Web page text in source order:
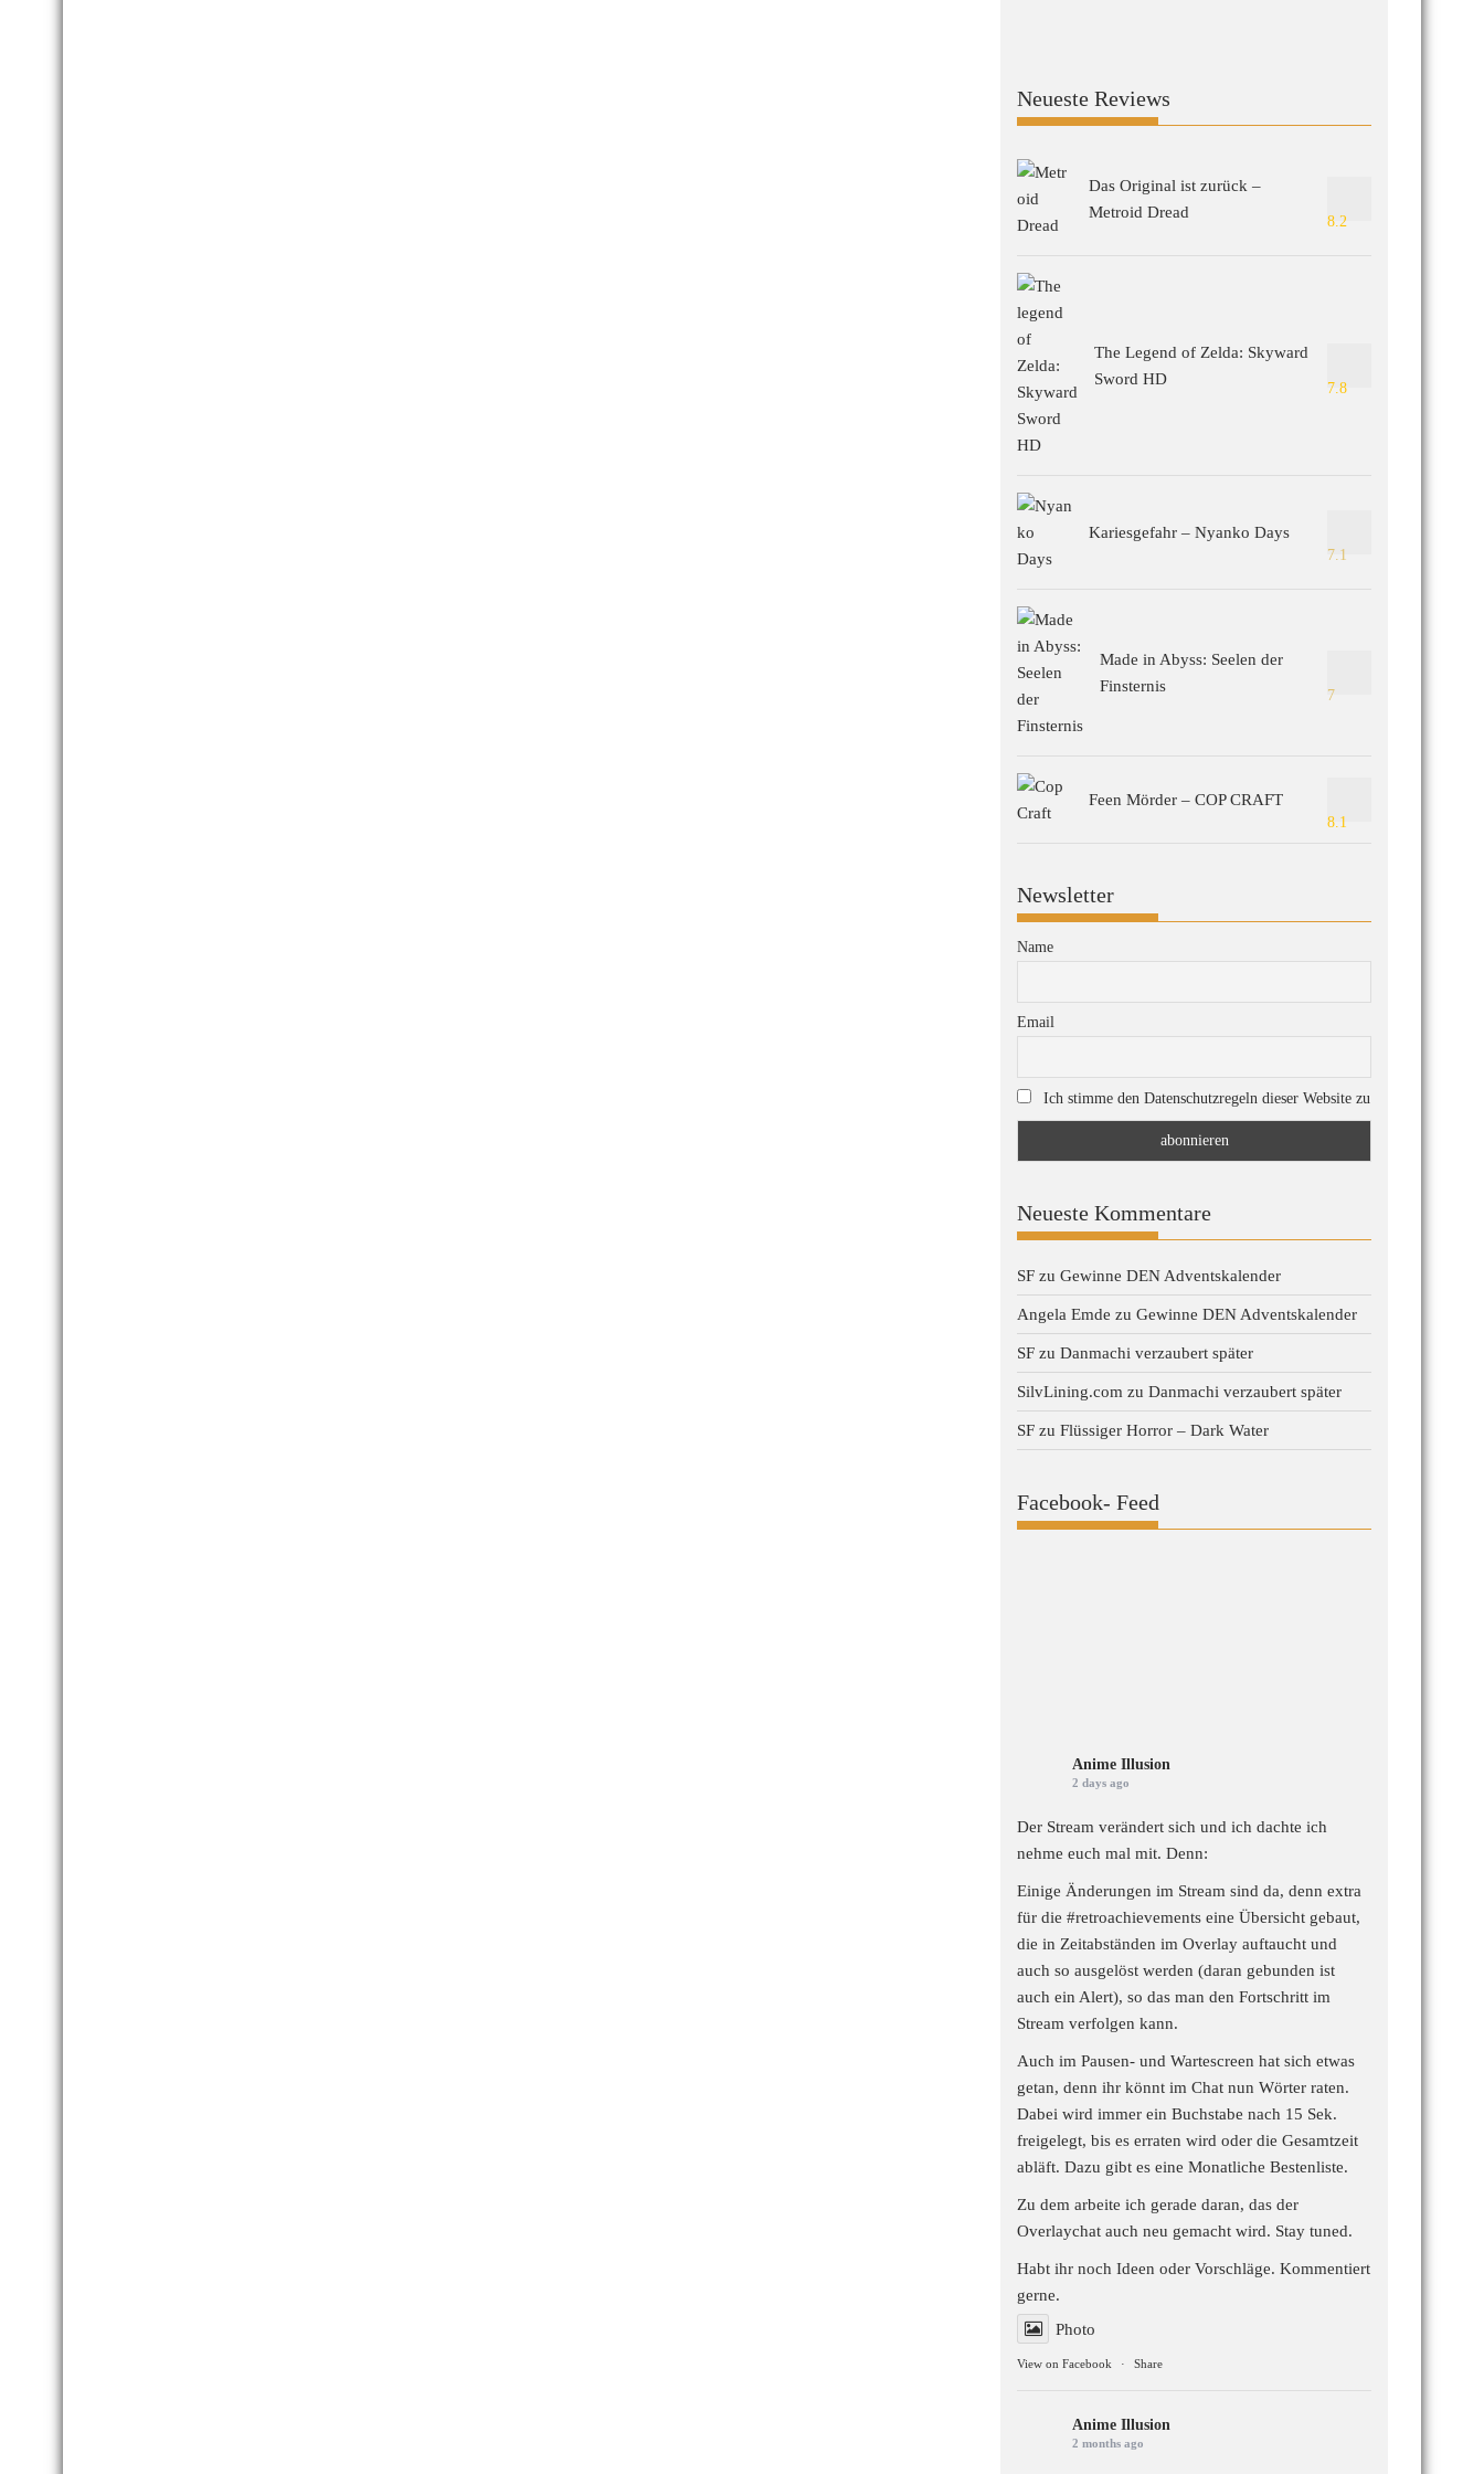
Neueste Reviews
Das Original ist zurück –
Metroid Dread
8.2
The Legend of Zelda: Skyward
Sword HD
7.8
Kariesgefahr – Nyanko Days
7.1
Made in Abyss: Seelen der
Finsternis
7
Feen Mörder – COP CRAFT
8.1
Newsletter
Name
Email
Ich stimme den Datenschutzregeln dieser Website zu
Neueste Kommentare
SF zu Gewinne DEN Adventskalender
Angela Emde zu Gewinne DEN Adventskalender
SF zu Danmachi verzaubert später
SilvLining.com zu Danmachi verzaubert später
SF zu Flüssiger Horror – Dark Water
Facebook- Feed
Anime Illusion
2 days ago
Der Stream verändert sich und ich dachte ich
nehme euch mal mit. Denn:
Einige Änderungen im Stream sind da, denn extra
für die #retroachievements eine Übersicht gebaut,
die in Zeitabständen im Overlay auftaucht und
auch so ausgelöst werden (daran gebunden ist
auch ein Alert), so das man den Fortschritt im
Stream verfolgen kann.
Auch im Pausen- und Wartescreen hat sich etwas
getan, denn ihr könnt im Chat nun Wörter raten.
Dabei wird immer ein Buchstabe nach 15 Sek.
freigelegt, bis es erraten wird oder die Gesamtzeit
abläft. Dazu gibt es eine Monatliche Bestenliste.
Zu dem arbeite ich gerade daran, das der
Overlaychat auch neu gemacht wird. Stay tuned.
Habt ihr noch Ideen oder Vorschläge. Kommentiert
gerne.
Photo
View on Facebook · Share
Anime Illusion
2 months ago